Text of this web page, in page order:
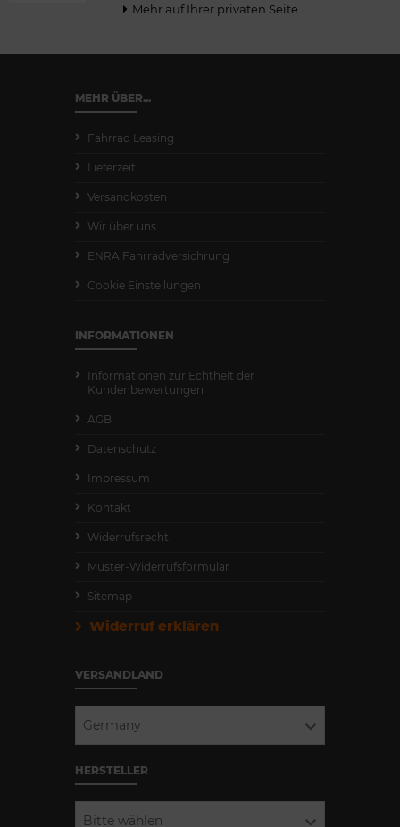
Mehr auf Ihrer privaten Seite
MEHR ÜBER...
Fahrrad Leasing
Lieferzeit
Versandkosten
Wir über uns
ENRA Fahrradversichrung
Cookie Einstellungen
INFORMATIONEN
Informationen zur Echtheit der
Kundenbewertungen
AGB
Datenschutz
Impressum
Kontakt
Widerrufsrecht
Muster-Widerrufsformular
Sitemap
Widerruf erklären
VERSANDLAND
Germany
HERSTELLER
Bitte wählen